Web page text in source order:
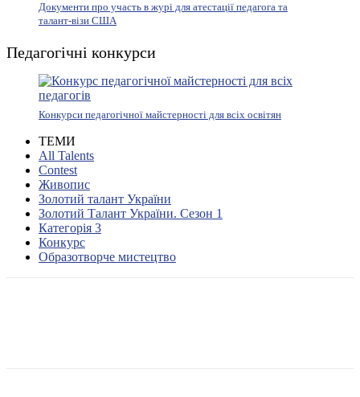
Документи про участь в журі для атестації педагога та
талант-візи США
Педагогічні конкурси
Конкурси педагогічної майстерності для всіх освітян
ТЕМИ
All Talents
Contest
Живопис
Золотий талант України
Золотий Талант України. Сезон 1
Категорія 3
Конкурс
Образотворче мистецтво